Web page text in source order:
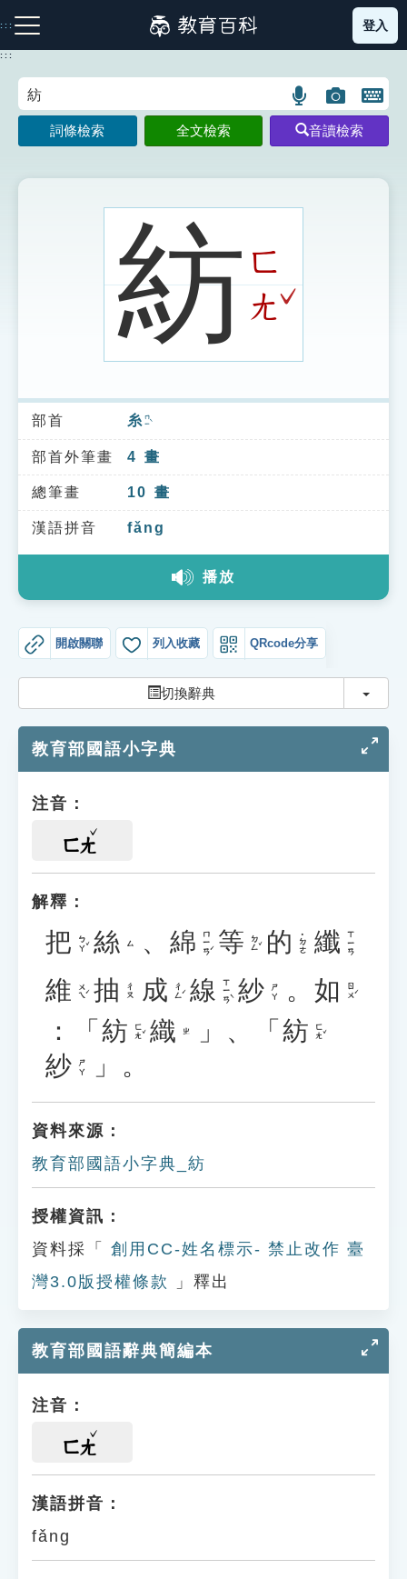
到
主
:::
注音索引圖示 筆畫索引圖示 部首索引表圖示
索引選單
知識索引
單字索引
生命大百科索引
教學應用
貓頭鷹博士
登入
:::
語
言
搜
示
圖
片
搜
開
鍵
圖
詞條檢索 全文檢索 音讀檢索
紡ㄈ
ㄤ ˇ
部首 糸 ㄇㄧˋ
部首外筆畫 4 畫
總筆畫 10 畫
漢語拼音 fǎng
播放
開啟關聯 列入收藏 QRcode分享
切換辭典 切換
教育部國語小字典
注音：
ㄈㄤ
解釋：
把 ㄅㄚˇ 絲 ㄙ 、 綿 ㄇㄧㄢˊ 等 ㄉㄥˇ 的 ˙ㄉㄜ 纖 ㄒㄧㄢ
維 ㄨㄟˊ 抽 ㄔㄡ 成 ㄔㄥˊ 線 ㄒㄧㄢˋ 紗 ㄕㄚ 。 如 ㄖㄨˊ
：「 紡 ㄈㄤˇ 織 ㄓ 」、「 紡 ㄈㄤˇ
紗 ㄕㄚ 」。
資料來源：
教育部國語小字典_紡
授權資訊：
資料採「
創用CC-姓名標示- 禁止改作 臺
灣3.0版授權條款
」釋出
教育部國語辭典簡編本
注音：
ㄈㄤ
漢語拼音：
fǎng